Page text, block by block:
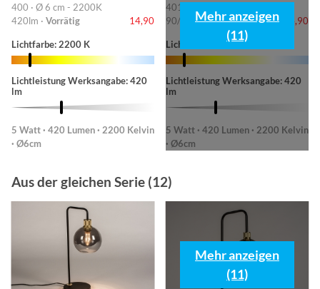
400 · Ø 6 cm - 2200K
420lm · Vorrätig 14,90
Lichtfarbe: 2200 K
Lichtleistung Werksangabe: 420
lm
5 Watt · 420 Lumen · 2200 Kelvin
· Ø6cm
401 · 6cm-2200K
90/220/420lm ·Vorrätig 14,90
Lichtfarbe: 2200 K
Lichtleistung Werksangabe: 420
lm
5 Watt · 420 Lumen · 2200 Kelvin
· Ø6cm
Mehr anzeigen
(11)
Aus der gleichen Serie (12)
Mehr anzeigen
(11)